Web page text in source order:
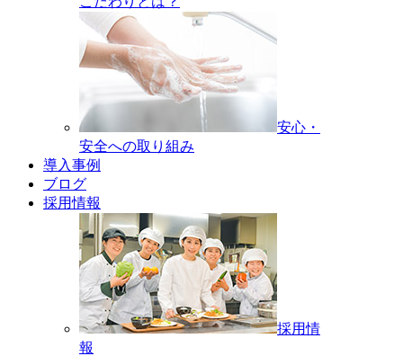
安心・
安全への取り組み
導入事例
ブログ
採用情報
採用情
報